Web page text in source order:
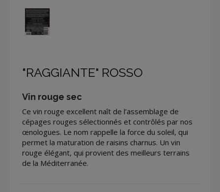
"RAGGIANTE" ROSSO
Vin rouge sec
Ce vin rouge excellent naît de l’assemblage de
cépages rouges sélectionnés et contrôlés par nos
œnologues. Le nom rappelle la force du soleil, qui
permet la maturation de raisins charnus. Un vin
rouge élégant, qui provient des meilleurs terrains
de la Méditerranée.